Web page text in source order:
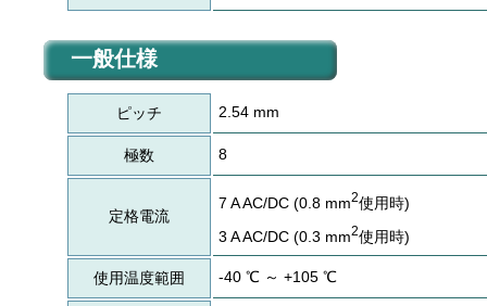
一般仕様
ピッチ 2.54 mm
極数 8
定格電流
7 A AC/DC (0.8 mm2使用時)
3 A AC/DC (0.3 mm2使用時)
使用温度範囲 -40 ℃ ～ +105 ℃